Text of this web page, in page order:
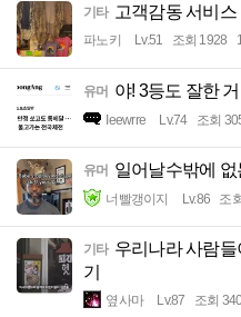
기타 고객감동 서비스
파노키 Lv.51 조회 1928
유머 야! 3등도 잘한
Ieewrre Lv.74 조회
유머 일어날수밖에 없
너빨갱이지 Lv.86 조
기타 우리나라 사람들
기
옆사마 Lv.87 조회